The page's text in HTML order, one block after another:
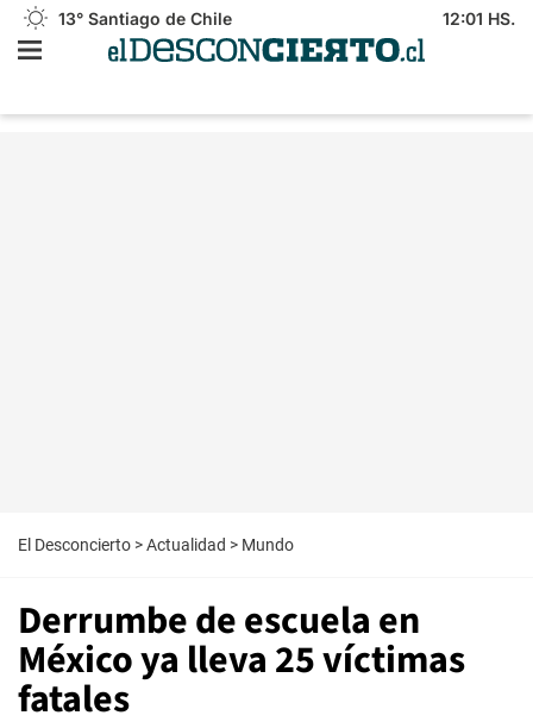
13° Santiago de Chile 12:01 HS.
El Desconcierto >Actualidad > Mundo
Derrumbe de escuela en
México ya lleva 25 víctimas
fatales